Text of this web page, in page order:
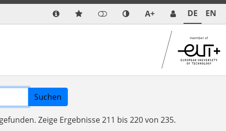
A+ DE EN
Suchen
Zeige Ergebnisse 211 bis 220 von 235.